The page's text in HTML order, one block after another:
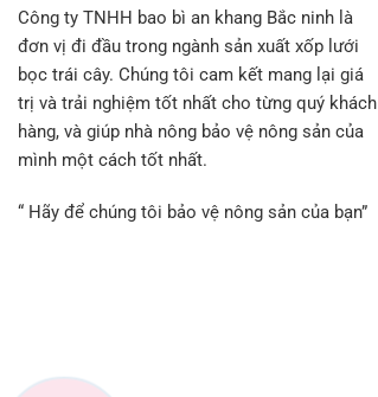
Công ty TNHH bao bì an khang Bắc ninh là
đơn vị đi đầu trong ngành sản xuất xốp lưới
bọc trái cây. Chúng tôi cam kết mang lại giá
trị và trải nghiệm tốt nhất cho từng quý khách
hàng, và giúp nhà nông bảo vệ nông sản của
mình một cách tốt nhất.
“ Hãy để chúng tôi bảo vệ nông sản của bạn”